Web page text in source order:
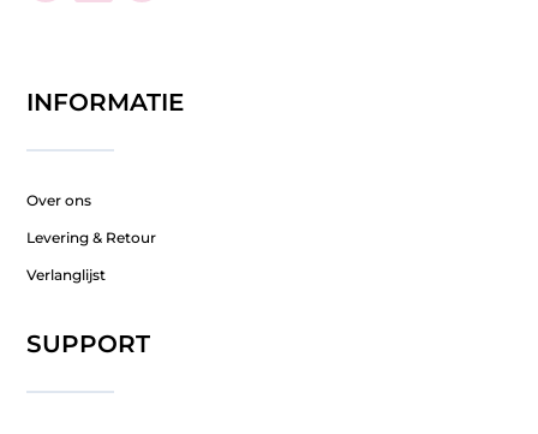
INFORMATIE
Over ons
Levering & Retour
Verlanglijst
SUPPORT